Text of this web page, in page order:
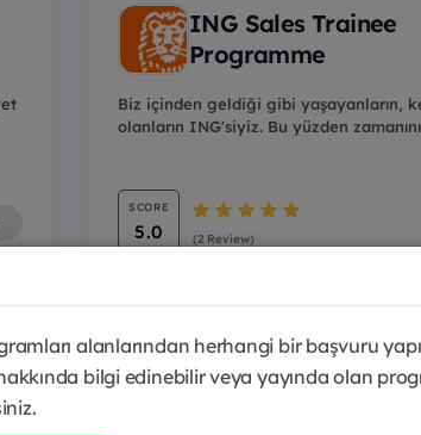
ING Sales Trainee
Programme
Biz içinden geldiği gibi yaşayanların,
olanların ING'siyiz. Bu yüzden
SCORE
5.0 (2 Review)
alanlarından herhangi bir başvuru
bilgi edinebilir veya yayında olan